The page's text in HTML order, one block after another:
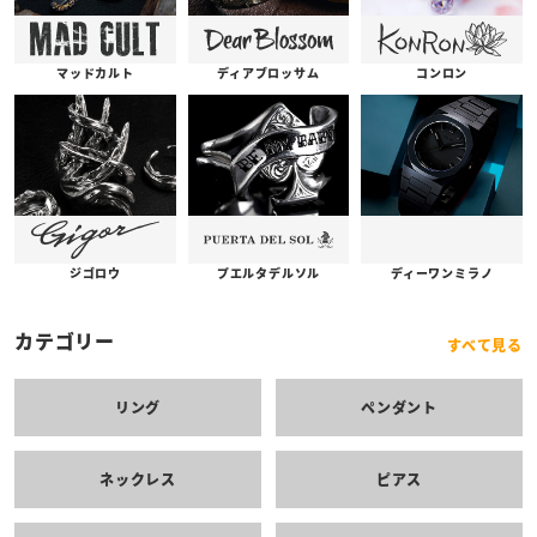
マッドカルト ディアブロッサム コンロン
ジゴロウ プエルタデルソル ディーワンミラノ
カテゴリー すべて見る
リング ペンダント
ネックレス ピアス